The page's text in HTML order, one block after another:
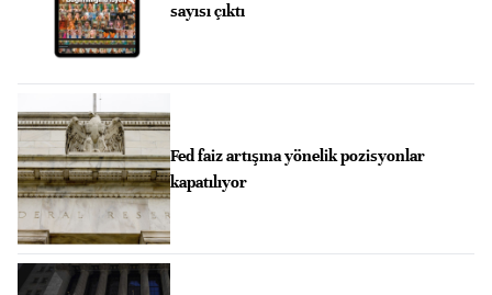
sayısı çıktı
Fed faiz artışına yönelik pozisyonlar
kapatılıyor